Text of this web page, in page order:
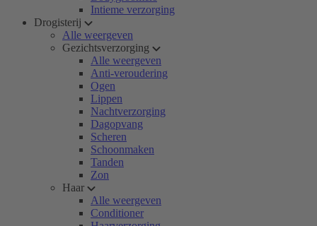
Intieme verzorging
Drogisterij
Alle weergeven
Gezichtsverzorging
Alle weergeven
Anti-veroudering
Ogen
Lippen
Nachtverzorging
Dagopvang
Scheren
Schoonmaken
Tanden
Zon
Haar
Alle weergeven
Conditioner